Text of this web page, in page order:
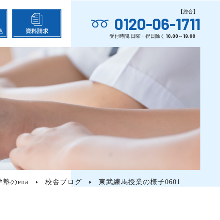
0120-06-1711
塾のena 校舎ブログ 東武練馬授業の様子0601